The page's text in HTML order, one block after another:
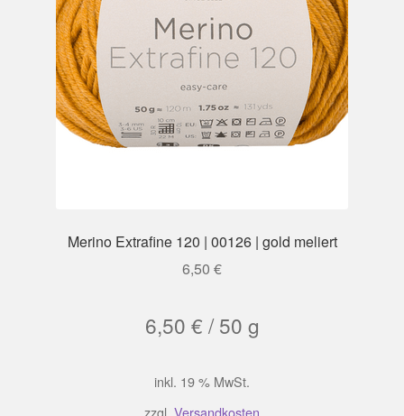
Merino Extrafine 120 | 00126 | gold meliert
6,50 €
6,50 € /50 g
inkl. 19 % MwSt.
zzgl. Versandkosten